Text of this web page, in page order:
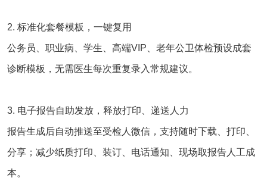
2. 标准化套餐模板，一键复用
公务员、职业病、学生、高端VIP、老年公卫体检预设成套
诊断模板，无需医生每次重复录入常规建议。
3. 电子报告自助发放，释放打印、递送人力
报告生成后自动推送至受检人微信，支持随时下载、打印、
分享；减少纸质打印、装订、电话通知、现场取报告人工成
本。